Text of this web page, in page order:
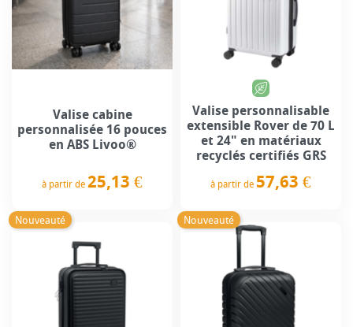
Valise cabine
personnalisée 16 pouces
en ABS Livoo®
à partir de 25,13 €
Valise personnalisable
extensible Rover de 70 L
et 24" en matériaux
recyclés certifiés GRS
à partir de 57,63 €
Nouveauté Nouveauté